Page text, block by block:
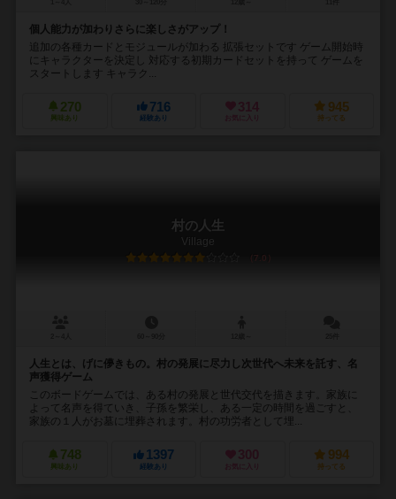
個人能力が加わりさらに楽しさがアップ！
追加の各種カードとモジュールが加わる 拡張セットです ゲーム開始時
にキャラクターを決定し 対応する初期カードセットを持って ゲームを
スタートします キャラク...
270
興味あり
716
経験あり
314
お気に入り
945
持ってる
村の人生
Village
7.0
人生とは、げに儚きもの。村の発展に尽力し次世代へ未来を託す、名
声獲得ゲーム
このボードゲームでは、ある村の発展と世代交代を描きます。家族に
よって名声を得ていき、子孫を繁栄し、ある一定の時間を過ごすと、
家族の１人がお墓に埋葬されます。村の功労者として埋...
748
興味あり
1397
経験あり
300
お気に入り
994
持ってる